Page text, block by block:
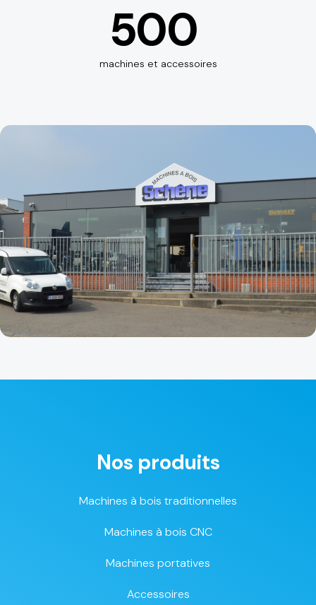
500
machines et accessoires
Nos produits
Machines à bois traditionnelles
Machines à bois CNC
Machines portatives
Accessoires